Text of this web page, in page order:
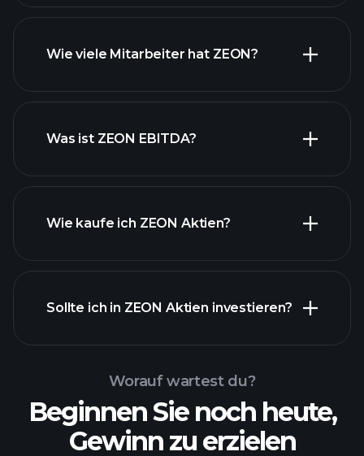
Wie viele Mitarbeiter hat ZEON?
Was ist ZEON EBITDA?
Wie kaufe ich ZEON Aktien?
Sollte ich in ZEON Aktien investieren?
Worauf wartest du?
Beginnen Sie noch heute,
Gewinn zu erzielen